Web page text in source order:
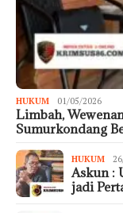
HUKUM 01/05/2026
Limbah,
Sumurkondang
HUKUM
Askun :
jadi